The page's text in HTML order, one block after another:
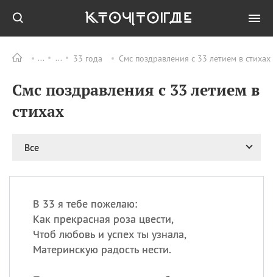
33 года Смс поздравления с 33 летием в
Смс поздравления с 33 летием в
стихах
Все
В 33 я тебе пожелаю:
Как прекрасная роза цвести,
Чтоб любовь и успех ты узнала,
Материнскую радость нести.
ПРАЗДНИКИ Все
08.08
День «Счастье
случается» (Happiness
великомученика
врачей и целителя
больных
09.08 День книголюбов (Book